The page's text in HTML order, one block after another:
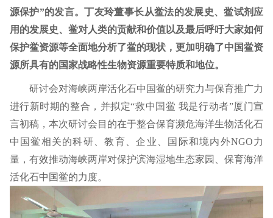
源保护”的发言。丁友玲董事长从鲎法的发展史、鲎试剂应
用的发展史、鲎对人类的贡献和价值以及最后呼吁大家如何
保护鲎资源等全面地分析了鲎的现状，更加明确了中国鲎资
源所具有的国家战略性生物资源重要特质和地位。
研讨会对海峡两岸活化石中国鲎的研究力与保育推广力
进行新时期的整合，并拟定“救中国鲎 我是行动者”厦门宣
言初稿，本次研讨会目的在于整合保育濒危海洋生物活化石
中国鲎相关的科研、教育、企业、国际和境内外NGO力
量，有效推动海峡两岸对保护滨海湿地生态家园、保育海洋
活化石中国鲎的力度。